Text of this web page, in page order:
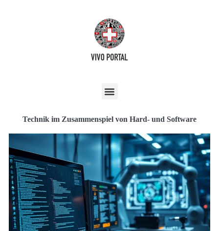
Technik im Zusammenspiel von Hard- und Software